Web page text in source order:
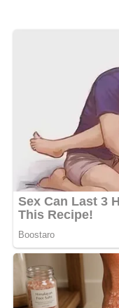
mit
und
Willkommen zurück
wir dir ein
Gaumen verwöhnt,
Tomaten-
und süßen
köstliche Gericht ist
direkt in die gute
Kochschürze und
eintauchen!
Anzahl der